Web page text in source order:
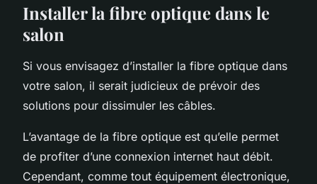
Installer la fibre optique dans le
salon
Si vous envisagez d’installer la fibre optique dans
votre salon, il serait judicieux de prévoir des
solutions pour dissimuler les câbles.
L’avantage de la fibre optique est qu’elle permet
de profiter d’une connexion internet haut débit.
Cependant, comme tout équipement électronique,